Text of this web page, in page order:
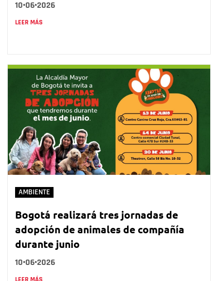
10•06•2026
LEER MÁS
AMBIENTE
Bogotá realizará tres jornadas de
adopción de animales de compañía
durante junio
10•06•2026